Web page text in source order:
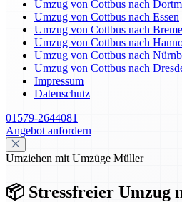
Umzug von Cottbus nach
Umzug von Cottbus nach Essen
Umzug von Cottbus nach
Umzug von Cottbus nach
Umzug von Cottbus nach
Umzug von Cottbus nach
Impressum
Datenschutz
01579-2644081
Angebot anfordern
Umziehen mit Umzüge Müller
📦 Stressfreier Umzug